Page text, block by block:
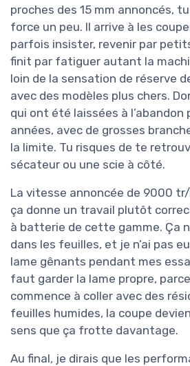
proches des 15 mm annoncés,
force un peu. Il arrive à les
parfois insister, revenir par
finit par fatiguer autant la
loin de la sensation de réserve
avec des modèles plus chers.
qui ont été laissées à l’abandon
années, avec de grosses
la limite. Tu risques de te
sécateur ou une scie à côté.
La vitesse annoncée de 9000
ça donne un travail plutôt
à batterie de cette gamme. Ça
dans les feuilles, et je n’ai pas
lame gênants pendant mes
faut garder la lame propre,
commence à coller avec des
feuilles humides, la coupe
sens que ça frotte davantage.
Au final, je dirais que les